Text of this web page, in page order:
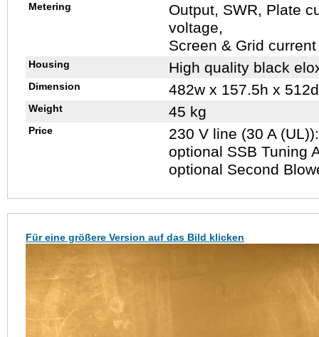
Metering
Output, SWR, Plate
voltage,
Screen & Grid
Housing High quality black
Dimension 482w x 157.5h x
Weight 45 kg
Price
230 V line (30 A
optional SSB Tuning
optional Second
Für eine größere Version auf das Bild klicken